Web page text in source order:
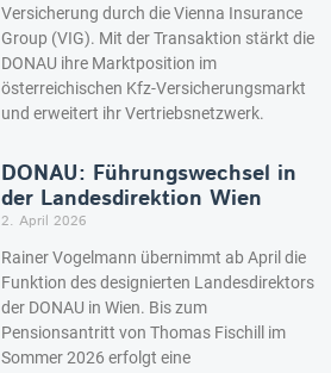
Versicherung durch die Vienna Insurance
Group (VIG). Mit der Transaktion stärkt die
DONAU ihre Marktposition im
österreichischen Kfz-Versicherungsmarkt
und erweitert ihr Vertriebsnetzwerk.
DONAU: Führungswechsel in
der Landesdirektion Wien
2. April 2026
Rainer Vogelmann übernimmt ab April die
Funktion des designierten Landesdirektors
der DONAU in Wien. Bis zum
Pensionsantritt von Thomas Fischill im
Sommer 2026 erfolgt eine